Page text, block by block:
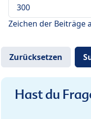
Zeichen der Beiträge
Hast du